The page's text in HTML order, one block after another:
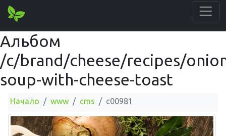
Альбом
/c/brand/cheese/recipes/
soup-with-cheese-toast
Начало www cms c00981